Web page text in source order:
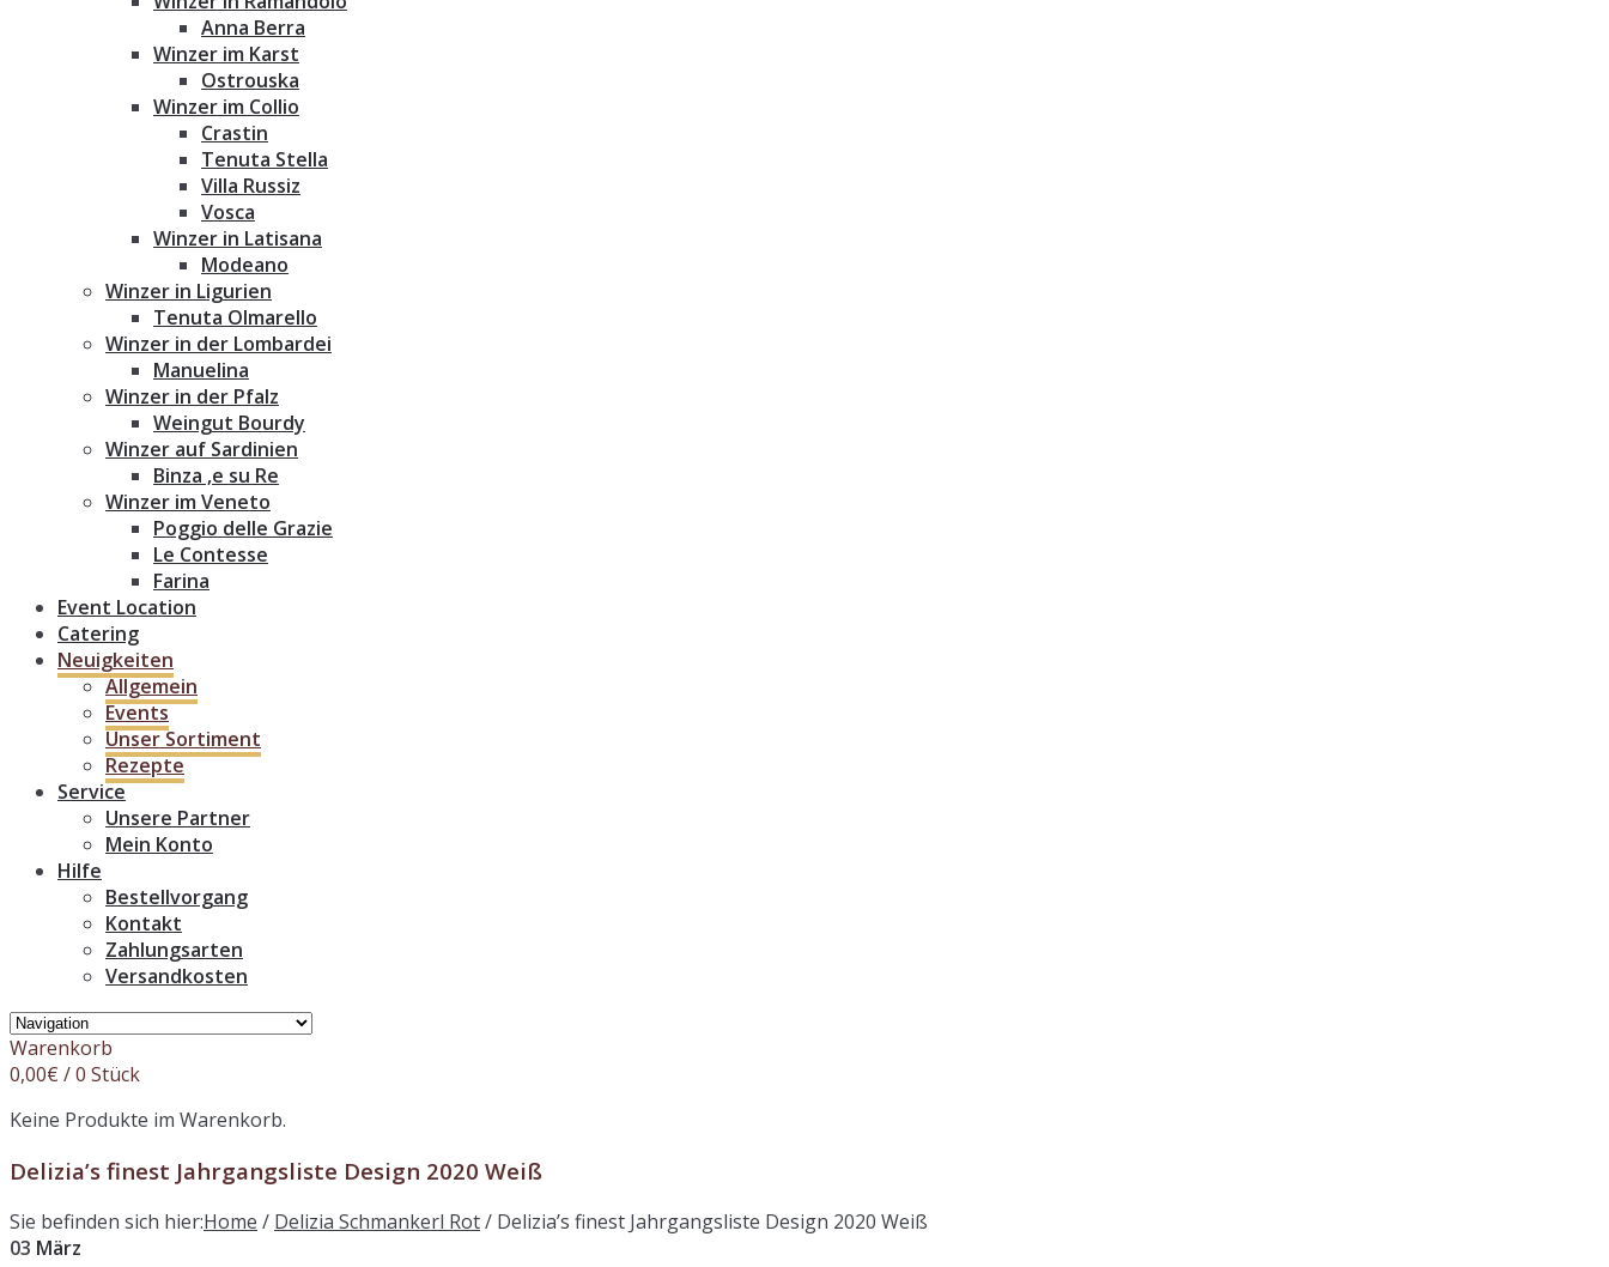
Anna Berra
Winzer im Karst
Ostrouska
Winzer im Collio
Crastin
Tenuta Stella
Villa Russiz
Vosca
Winzer in Latisana
Modeano
Winzer in Ligurien
Tenuta Olmarello
Winzer in der Lombardei
Manuelina
Winzer in der Pfalz
Weingut Bourdy
Winzer auf Sardinien
Binza ‚e su Re
Winzer im Veneto
Poggio delle Grazie
Le Contesse
Farina
Event Location
Catering
Neuigkeiten
Allgemein
Events
Unser Sortiment
Rezepte
Service
Unsere Partner
Mein Konto
Hilfe
Bestellvorgang
Kontakt
Zahlungsarten
Versandkosten
Warenkorb
0,00€ / 0 Stück
Keine Produkte im Warenkorb.
Delizia’s finest Jahrgangsliste Design 2020 Weiß
Sie befinden sich hier:Home / Delizia Schmankerl Rot/ Delizia’s finest Jahrgangsliste Design 2020 Weiß
03 März